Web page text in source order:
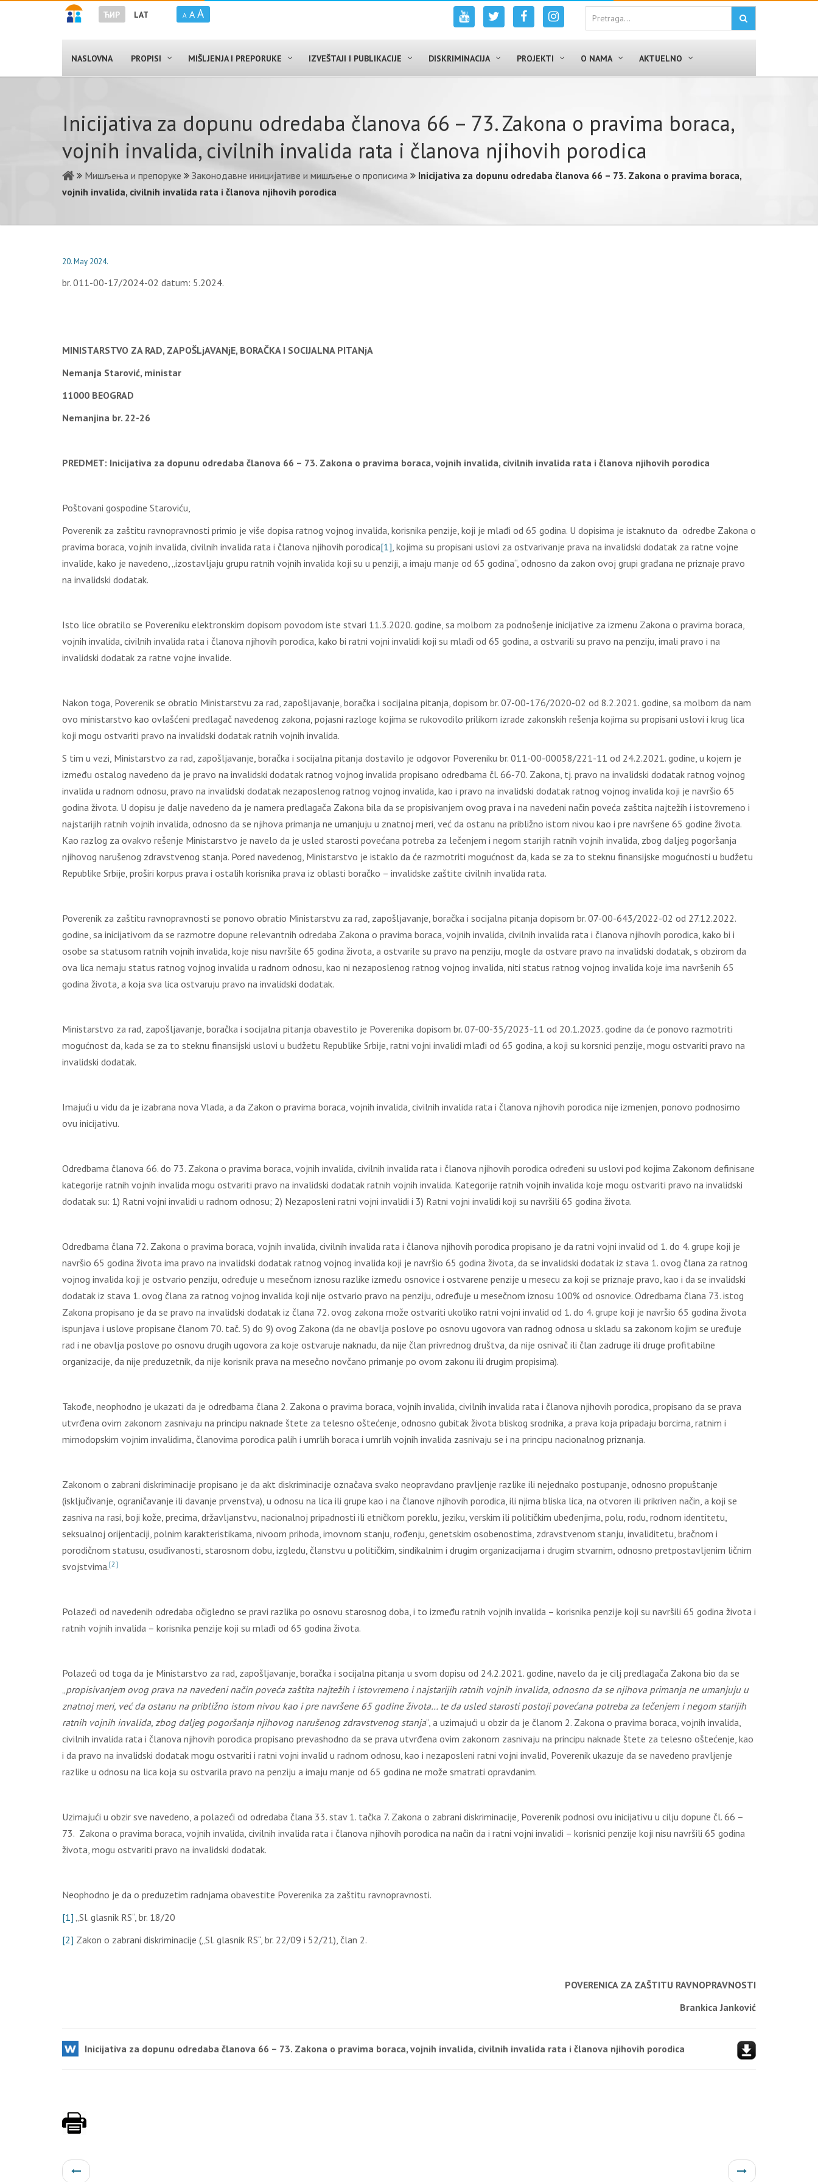
ЋИР LAT A A A
NASLOVNA PROPISI MIŠLJENJA I PREPORUKE IZVEŠTAJI I PUBLIKACIJE DISKRIMINACIJA PROJEKTI O NAMA AKTUELNO
Inicijativa za dopunu odredaba članova 66 – 73. Zakona o pravima boraca,
vojnih invalida, civilnih invalida rata i članova njihovih porodica
Мишљења и препоруке Законодавне иницијативе и мишљење о прописима
Inicijativa za dopunu odredaba članova 66 – 73. Zakona o pravima boraca,
vojnih invalida, civilnih invalida rata i članova njihovih porodica
20. May 2024.
br. 011-00-17/2024-02 datum: 5.2024.
MINISTARSTVO ZA RAD, ZAPOŠLjAVANjE, BORAČKA I SOCIJALNA PITANjA
Nemanja Starović, ministar
11000 BEOGRAD
Nemanjina br. 22-26
PREDMET: Inicijativa za dopunu odredaba članova 66 – 73. Zakona o pravima boraca, vojnih invalida, civilnih invalida rata i članova njihovih porodica
Poštovani gospodine Staroviću,
Poverenik za zaštitu ravnopravnosti primio je više dopisa ratnog vojnog invalida, korisnika penzije, koji je mlađi od 65 godina. U dopisima je istaknuto da odredbe Zakona o
pravima boraca, vojnih invalida, civilnih invalida rata i članova njihovih porodica[1], kojima su propisani uslovi za ostvarivanje prava na invalidski dodatak za ratne vojne
invalide, kako je navedeno, „izostavljaju grupu ratnih vojnih invalida koji su u penziji, a imaju manje od 65 godina“, odnosno da zakon ovoj grupi građana ne priznaje pravo
na invalidski dodatak.
Isto lice obratilo se Povereniku elektronskim dopisom povodom iste stvari 11.3.2020. godine, sa molbom za podnošenje inicijative za izmenu Zakona o pravima boraca,
vojnih invalida, civilnih invalida rata i članova njihovih porodica, kako bi ratni vojni invalidi koji su mlađi od 65 godina, a ostvarili su pravo na penziju, imali pravo i na
invalidski dodatak za ratne vojne invalide.
Nakon toga, Poverenik se obratio Ministarstvu za rad, zapošljavanje, boračka i socijalna pitanja, dopisom br. 07-00-176/2020-02 od 8.2.2021. godine, sa molbom da nam
ovo ministarstvo kao ovlašćeni predlagač navedenog zakona, pojasni razloge kojima se rukovodilo prilikom izrade zakonskih rešenja kojima su propisani uslovi i krug lica
koji mogu ostvariti pravo na invalidski dodatak ratnih vojnih invalida.
S tim u vezi, Ministarstvo za rad, zapošljavanje, boračka i socijalna pitanja dostavilo je odgovor Povereniku br. 011-00-00058/221-11 od 24.2.2021. godine, u kojem je
između ostalog navedeno da je pravo na invalidski dodatak ratnog vojnog invalida propisano odredbama čl. 66-70. Zakona, tj. pravo na invalidski dodatak ratnog vojnog
invalida u radnom odnosu, pravo na invalidski dodatak nezaposlenog ratnog vojnog invalida, kao i pravo na invalidski dodatak ratnog vojnog invalida koji je navršio 65
godina života. U dopisu je dalje navedeno da je namera predlagača Zakona bila da se propisivanjem ovog prava i na navedeni način poveća zaštita najtežih i istovremeno i
najstarijih ratnih vojnih invalida, odnosno da se njihova primanja ne umanjuju u znatnoj meri, već da ostanu na približno istom nivou kao i pre navršene 65 godine života.
Kao razlog za ovakvo rešenje Ministarstvo je navelo da je usled starosti povećana potreba za lečenjem i negom starijih ratnih vojnih invalida, zbog daljeg pogoršanja
njihovog narušenog zdravstvenog stanja. Pored navedenog, Ministarstvo je istaklo da će razmotriti mogućnost da, kada se za to steknu finansijske mogućnosti u budžetu
Republike Srbije, proširi korpus prava i ostalih korisnika prava iz oblasti boračko – invalidske zaštite civilnih invalida rata.
Poverenik za zaštitu ravnopravnosti se ponovo obratio Ministarstvu za rad, zapošljavanje, boračka i socijalna pitanja dopisom br. 07-00-643/2022-02 od 27.12.2022.
godine, sa inicijativom da se razmotre dopune relevantnih odredaba Zakona o pravima boraca, vojnih invalida, civilnih invalida rata i članova njihovih porodica, kako bi i
osobe sa statusom ratnih vojnih invalida, koje nisu navršile 65 godina života, a ostvarile su pravo na penziju, mogle da ostvare pravo na invalidski dodatak, s obzirom da
ova lica nemaju status ratnog vojnog invalida u radnom odnosu, kao ni nezaposlenog ratnog vojnog invalida, niti status ratnog vojnog invalida koje ima navršenih 65
godina života, a koja sva lica ostvaruju pravo na invalidski dodatak.
Ministarstvo za rad, zapošljavanje, boračka i socijalna pitanja obavestilo je Poverenika dopisom br. 07-00-35/2023-11 od 20.1.2023. godine da će ponovo razmotriti
mogućnost da, kada se za to steknu finansijski uslovi u budžetu Republike Srbije, ratni vojni invalidi mlađi od 65 godina, a koji su korsnici penzije, mogu ostvariti pravo na
invalidski dodatak.
Imajući u vidu da je izabrana nova Vlada, a da Zakon o pravima boraca, vojnih invalida, civilnih invalida rata i članova njihovih porodica nije izmenjen, ponovo podnosimo
ovu inicijativu.
Odredbama članova 66. do 73. Zakona o pravima boraca, vojnih invalida, civilnih invalida rata i članova njihovih porodica određeni su uslovi pod kojima Zakonom definisane
kategorije ratnih vojnih invalida mogu ostvariti pravo na invalidski dodatak ratnih vojnih invalida. Kategorije ratnih vojnih invalida koje mogu ostvariti pravo na invalidski
dodatak su: 1) Ratni vojni invalidi u radnom odnosu; 2) Nezaposleni ratni vojni invalidi i 3) Ratni vojni invalidi koji su navršili 65 godina života.
Odredbama člana 72. Zakona o pravima boraca, vojnih invalida, civilnih invalida rata i članova njihovih porodica propisano je da ratni vojni invalid od 1. do 4. grupe koji je
navršio 65 godina života ima pravo na invalidski dodatak ratnog vojnog invalida koji je navršio 65 godina života, da se invalidski dodatak iz stava 1. ovog člana za ratnog
vojnog invalida koji je ostvario penziju, određuje u mesečnom iznosu razlike između osnovice i ostvarene penzije u mesecu za koji se priznaje pravo, kao i da se invalidski
dodatak iz stava 1. ovog člana za ratnog vojnog invalida koji nije ostvario pravo na penziju, određuje u mesečnom iznosu 100% od osnovice. Odredbama člana 73. istog
Zakona propisano je da se pravo na invalidski dodatak iz člana 72. ovog zakona može ostvariti ukoliko ratni vojni invalid od 1. do 4. grupe koji je navršio 65 godina života
ispunjava i uslove propisane članom 70. tač. 5) do 9) ovog Zakona (da ne obavlja poslove po osnovu ugovora van radnog odnosa u skladu sa zakonom kojim se uređuje
rad i ne obavlja poslove po osnovu drugih ugovora za koje ostvaruje naknadu, da nije član privrednog društva, da nije osnivač ili član zadruge ili druge profitabilne
organizacije, da nije preduzetnik, da nije korisnik prava na mesečno novčano primanje po ovom zakonu ili drugim propisima).
Takođe, neophodno je ukazati da je odredbama člana 2. Zakona o pravima boraca, vojnih invalida, civilnih invalida rata i članova njihovih porodica, propisano da se prava
utvrđena ovim zakonom zasnivaju na principu naknade štete za telesno oštećenje, odnosno gubitak života bliskog srodnika, a prava koja pripadaju borcima, ratnim i
mirnodopskim vojnim invalidima, članovima porodica palih i umrlih boraca i umrlih vojnih invalida zasnivaju se i na principu nacionalnog priznanja.
Zakonom o zabrani diskriminacije propisano je da akt diskriminacije označava svako neopravdano pravljenje razlike ili nejednako postupanje, odnosno propuštanje
(isključivanje, ograničavanje ili davanje prvenstva), u odnosu na lica ili grupe kao i na članove njihovih porodica, ili njima bliska lica, na otvoren ili prikriven način, a koji se
zasniva na rasi, boji kože, precima, državljanstvu, nacionalnoj pripadnosti ili etničkom poreklu, jeziku, verskim ili političkim ubeđenjima, polu, rodu, rodnom identitetu,
seksualnoj orijentaciji, polnim karakteristikama, nivoom prihoda, imovnom stanju, rođenju, genetskim osobenostima, zdravstvenom stanju, invaliditetu, bračnom i
porodičnom statusu, osuđivanosti, starosnom dobu, izgledu, članstvu u političkim, sindikalnim i drugim organizacijama i drugim stvarnim, odnosno pretpostavljenim ličnim
svojstvima.[2]
Polazeći od navedenih odredaba očigledno se pravi razlika po osnovu starosnog doba, i to između ratnih vojnih invalida – korisnika penzije koji su navršili 65 godina života i
ratnih vojnih invalida – korisnika penzije koji su mlađi od 65 godina života.
Polazeći od toga da je Ministarstvo za rad, zapošljavanje, boračka i socijalna pitanja u svom dopisu od 24.2.2021. godine, navelo da je cilj predlagača Zakona bio da se
„propisivanjem ovog prava na navedeni način poveća zaštita najtežih i istovremeno i najstarijih ratnih vojnih invalida, odnosno da se njihova primanja ne umanjuju u
znatnoj meri, već da ostanu na približno istom nivou kao i pre navršene 65 godine života… te da usled starosti postoji povećana potreba za lečenjem i negom starijih
ratnih vojnih invalida, zbog daljeg pogoršanja njihovog narušenog zdravstvenog stanja“, a uzimajući u obzir da je članom 2. Zakona o pravima boraca, vojnih invalida,
civilnih invalida rata i članova njihovih porodica propisano prevashodno da se prava utvrđena ovim zakonom zasnivaju na principu naknade štete za telesno oštećenje, kao
i da pravo na invalidski dodatak mogu ostvariti i ratni vojni invalid u radnom odnosu, kao i nezaposleni ratni vojni invalid, Poverenik ukazuje da se navedeno pravljenje
razlike u odnosu na lica koja su ostvarila pravo na penziju a imaju manje od 65 godina ne može smatrati opravdanim.
Uzimajući u obzir sve navedeno, a polazeći od odredaba člana 33. stav 1. tačka 7. Zakona o zabrani diskriminacije, Poverenik podnosi ovu inicijativu u cilju dopune čl. 66 –
73. Zakona o pravima boraca, vojnih invalida, civilnih invalida rata i članova njihovih porodica na način da i ratni vojni invalidi – korisnici penzije koji nisu navršili 65 godina
života, mogu ostvariti pravo na invalidski dodatak.
Neophodno je da o preduzetim radnjama obavestite Poverenika za zaštitu ravnopravnosti.
[1] „Sl. glasnik RS“, br. 18/20
[2] Zakon o zabrani diskriminacije („Sl. glasnik RS“, br. 22/09 i 52/21), član 2.
POVERENICA ZA ZAŠTITU RAVNOPRAVNOSTI
Brankica Janković
Inicijativa za dopunu odredaba članova 66 – 73. Zakona o pravima boraca, vojnih invalida, civilnih invalida rata i članova njihovih porodica